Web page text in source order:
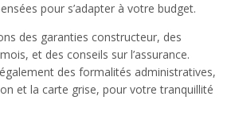
pour s’adapter à votre budget.
des garanties constructeur, des
et des conseils sur l’assurance.
des formalités administratives,
et la carte grise, pour votre tranquillité